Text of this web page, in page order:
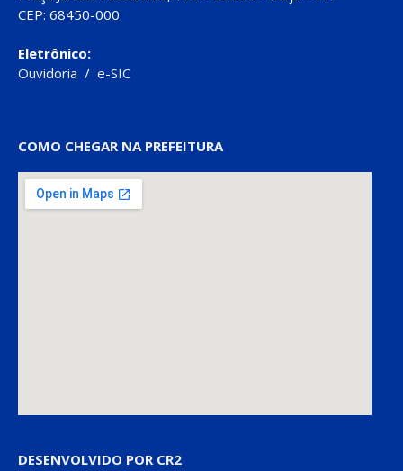
CEP: 68450-000
Eletrônico:
Ouvidoria / e-SIC
COMO CHEGAR NA PREFEITURA
DESENVOLVIDO POR CR2